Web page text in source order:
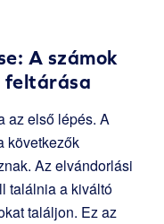
A számok
feltárása
az első lépés. A
következők
Az elvándorlási
találnia a kiváltó
találjon. Ez az